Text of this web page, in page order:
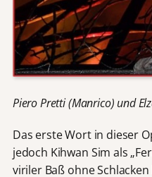
Piero Pretti (Manrico) und
Das erste Wort in dieser
jedoch Kihwan Sim als
viriler Baß ohne